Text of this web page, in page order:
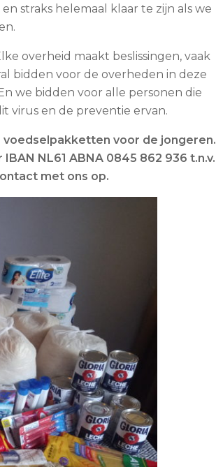
straks helemaal klaar te zijn als we
overheid maakt beslissingen, vaak
bidden voor de overheden in deze
we bidden voor alle personen die
virus en de preventie ervan.
voor de jongeren.
NL61 ABNA 0845 862 936 t.n.v.
met ons op.